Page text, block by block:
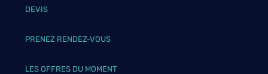
DEVIS
PRENEZ RENDEZ-VOUS
LES OFFRES DU MOMENT